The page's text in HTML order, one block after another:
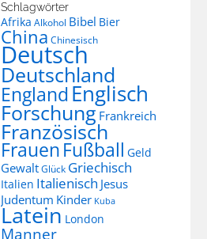
Schlagwörter
Afrika Alkohol Bibel Bier
China Chinesisch
Deutsch
Deutschland
EnglandEnglisch
Forschung Frankreich
Französisch
FrauenFußball Geld
GewaltGlück Griechisch
Italien Italienisch Jesus
Judentum Kinder Kuba
Latein London
Manner